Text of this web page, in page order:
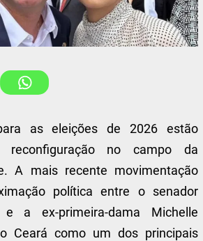
as eleições de 2026 estão
reconfiguração no campo da
A mais recente movimentação
política entre o senador
e a ex-primeira-dama Michelle
Ceará como um dos principais